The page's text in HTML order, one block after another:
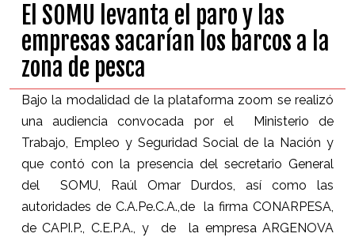
El SOMU levanta el paro y las
empresas sacarían los barcos a la
zona de pesca
Bajo la modalidad de la plataforma zoom se realizó
una audiencia convocada por el Ministerio de
Trabajo, Empleo y Seguridad Social de la Nación y
que contó con la presencia del secretario General
del SOMU, Raúl Omar Durdos, así como las
autoridades de C.A.Pe.C.A.,de la firma CONARPESA,
de CAPI.P., C.E.P.A., y de la empresa ARGENOVA